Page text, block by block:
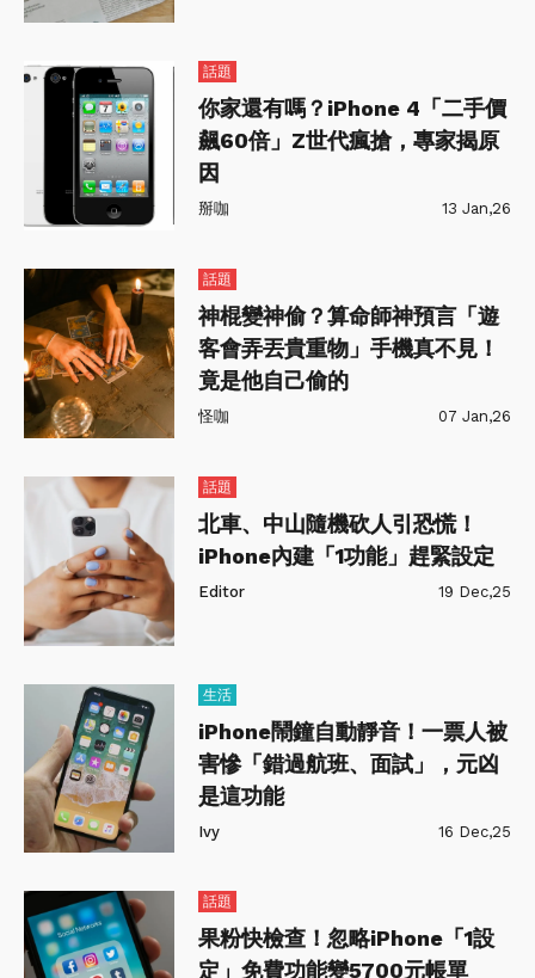
話題
你家還有嗎？iPhone 4「二手價
飆60倍」Z世代瘋搶，專家揭原
因
掰咖 13 Jan,26
話題
神棍變神偷？算命師神預言「遊
客會弄丟貴重物」手機真不見！
竟是他自己偷的
怪咖 07 Jan,26
話題
北車、中山隨機砍人引恐慌！
iPhone內建「1功能」趕緊設定
Editor 19 Dec,25
生活
iPhone鬧鐘自動靜音！一票人被
害慘「錯過航班、面試」，元凶
是這功能
Ivy 16 Dec,25
話題
果粉快檢查！忽略iPhone「1設
定」免費功能變5700元帳單